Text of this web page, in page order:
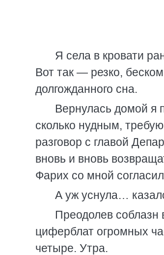
Я села в кровати
Вот так — резко,
долгожданного сна.
Вернулась домой я
сколько нудным,
разговор с главой
вновь и вновь
Фарих со мной
А уж уснула…
Преодолев соблазн
циферблат огромных
четыре. Утра.